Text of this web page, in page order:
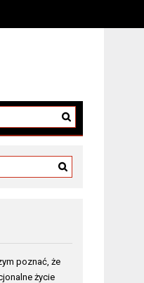
poznać, że
życie